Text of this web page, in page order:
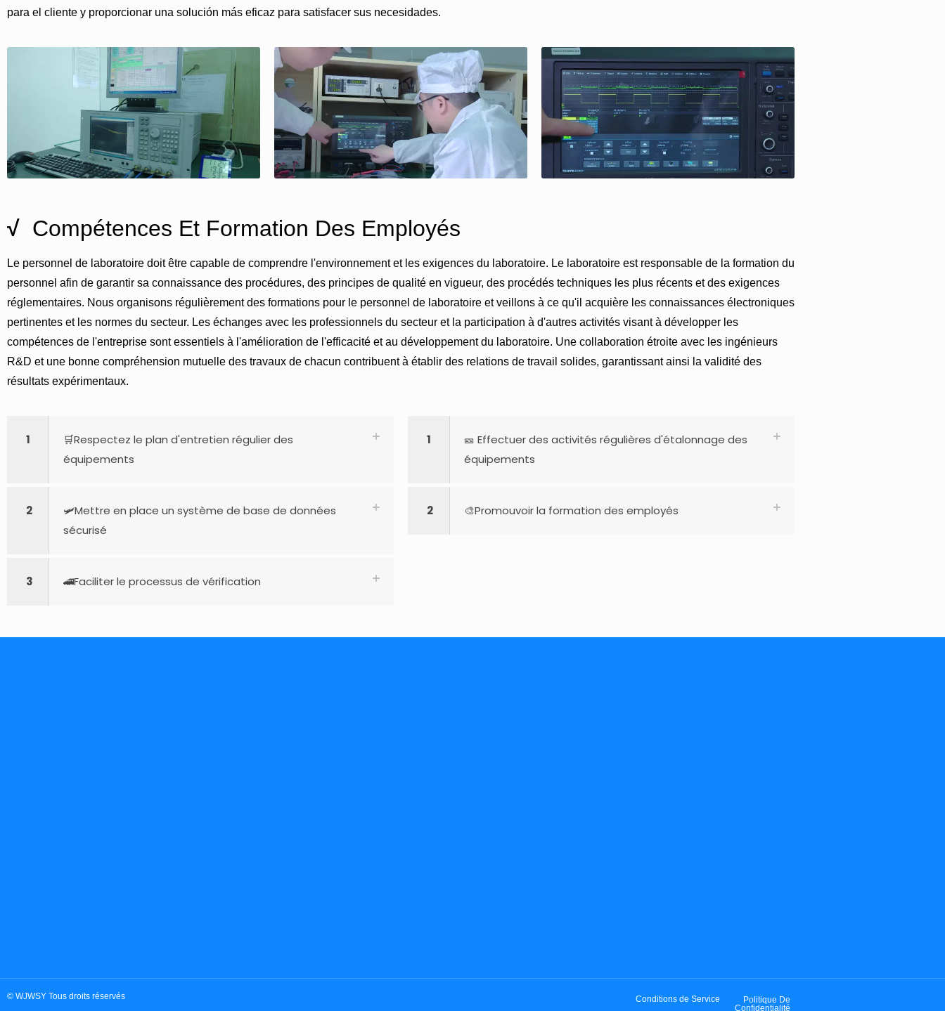
para el cliente y proporcionar una solución más eficaz para satisfacer sus necesidades.
√ Compétences Et Formation Des Employés
Le personnel de laboratoire doit être capable de comprendre l'environnement et les exigences du laboratoire. Le laboratoire est responsable de la formation du
personnel afin de garantir sa connaissance des procédures, des principes de qualité en vigueur, des procédés techniques les plus récents et des exigences
réglementaires. Nous organisons régulièrement des formations pour le personnel de laboratoire et veillons à ce qu'il acquière les connaissances électroniques
pertinentes et les normes du secteur. Les échanges avec les professionnels du secteur et la participation à d'autres activités visant à développer les
compétences de l'entreprise sont essentiels à l'amélioration de l'efficacité et au développement du laboratoire. Une collaboration étroite avec les ingénieurs
R&D et une bonne compréhension mutuelle des travaux de chacun contribuent à établir des relations de travail solides, garantissant ainsi la validité des
résultats expérimentaux.
1
🛒Respectez le plan d'entretien régulier des
équipements
2
🛩Mettre en place un système de base de données
sécurisé
3 🚄Faciliter le processus de vérification
1
🎫 Effectuer des activités régulières d'étalonnage des
équipements
2 🎨Promouvoir la formation des employés
© WJWSY Tous droits réservés Conditions de Service
Politique De
Confidentialité